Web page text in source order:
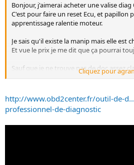
Bonjour, j'aimerai acheter une valise diag
C'est pour faire un reset Ecu, et papillon
apprentissage ralentie moteur.
Je sais qu'il existe la manip mais elle est
Et vue le prix je me dit que ça pourrai
Sauf que je ne trouve pas de doc assez
dans mon choix :/
Cliquez pour
http://www.obd2center.fr/outil-de-
professionnel-de-diagnostic